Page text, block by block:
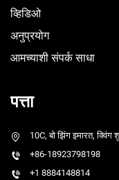
व्हिडिओ
अनुप्रयोग
आमच्याशी संपर्क साधा
पत्ता
10C, बो झिंग इमारत,
+86-18923798198
+1 8884148814